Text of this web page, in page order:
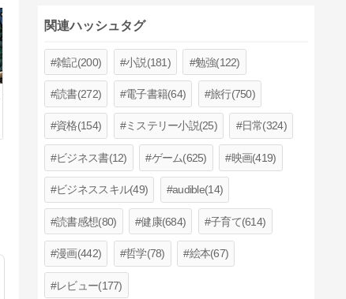
関連ハッシュタグ
雑記(200) 小説(181) 勉強(122)
読書(272) 電子書籍(64) 旅行(750)
資格(154) ミステリー小説(25) 日常(324)
ビジネス書(12) ゲーム(625) 映画(419)
ビジネススキル(49) audible(14)
読書感想(80) 健康(684) 子育て(614)
漫画(442) 哲学(78) 絵本(67)
レビュー(177)